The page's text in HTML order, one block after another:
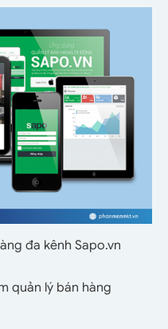
đa kênh Sapo.vn
quản lý bán hàng